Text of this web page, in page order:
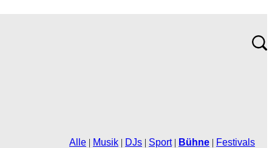
Alle | Musik | DJs | Sport| Bühne | Festivals